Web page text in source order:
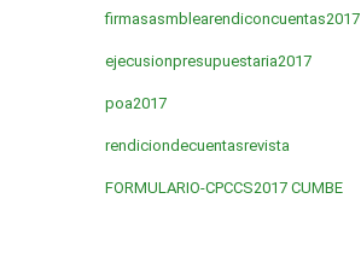
firmasasmblearendiconcuentas2017
ejecusionpresupuestaria2017
poa2017
rendiciondecuentasrevista
FORMULARIO-CPCCS2017 CUMBE